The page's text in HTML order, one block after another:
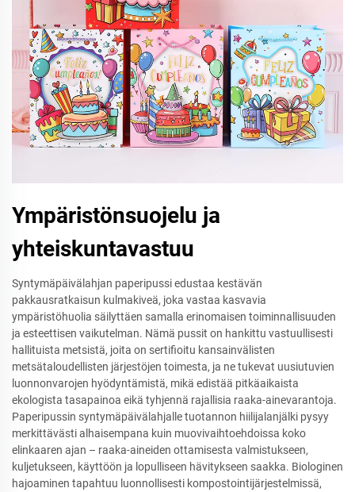
Ympäristönsuojelu ja
yhteiskuntavastuu
Syntymäpäivälahjan paperipussi edustaa kestävän
pakkausratkaisun kulmakiveä, joka vastaa kasvavia
ympäristöhuolia säilyttäen samalla erinomaisen toiminnallisuuden
ja esteettisen vaikutelman. Nämä pussit on hankittu vastuullisesti
hallituista metsistä, joita on sertifioitu kansainvälisten
metsätaloudellisten järjestöjen toimesta, ja ne tukevat uusiutuvien
luonnonvarojen hyödyntämistä, mikä edistää pitkäaikaista
ekologista tasapainoa eikä tyhjennä rajallisia raaka-ainevarantoja.
Paperipussin syntymäpäivälahjalle tuotannon hiilijalanjälki pysyy
merkittävästi alhaisempana kuin muovivaihtoehdoissa koko
elinkaaren ajan – raaka-aineiden ottamisesta valmistukseen,
kuljetukseen, käyttöön ja lopulliseen hävitykseen saakka. Biologinen
hajoaminen tapahtuu luonnollisesti kompostointijärjestelmissä,